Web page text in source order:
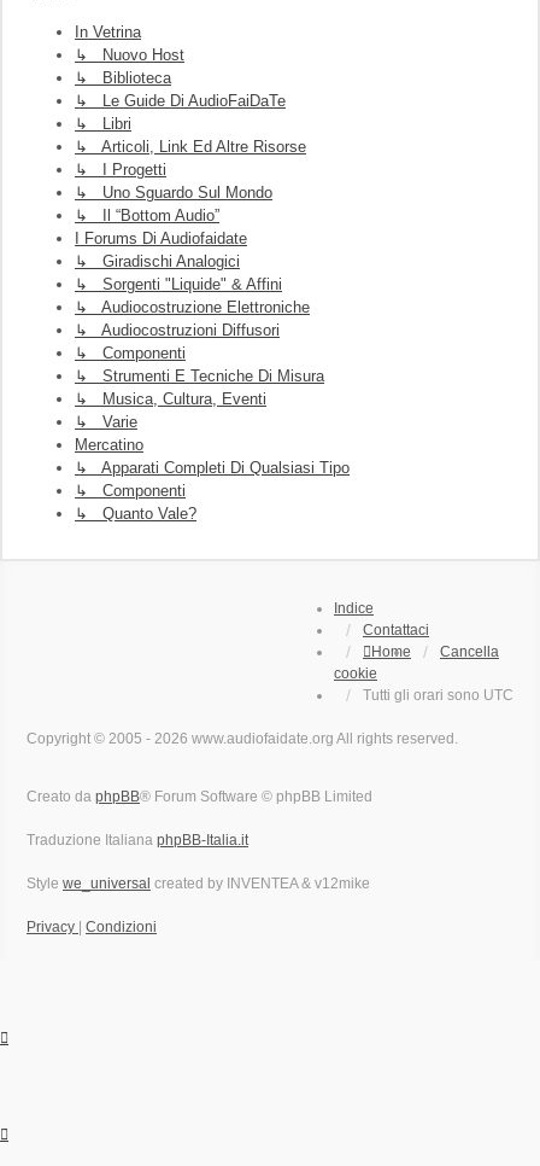
In Vetrina
↳ Nuovo Host
↳ Biblioteca
↳ Le Guide Di AudioFaiDaTe
↳ Libri
↳ Articoli, Link Ed Altre Risorse
↳ I Progetti
↳ Uno Sguardo Sul Mondo
↳ Il “Bottom Audio”
I Forums Di Audiofaidate
↳ Giradischi Analogici
↳ Sorgenti "liquide" & Affini
↳ Audiocostruzione Elettroniche
↳ Audiocostruzioni Diffusori
↳ Componenti
↳ Strumenti E Tecniche Di Misura
↳ Musica, Cultura, Eventi
↳ Varie
Mercatino
↳ Apparati Completi Di Qualsiasi Tipo
↳ Componenti
↳ Quanto Vale?
Indice
Contattaci
Home
Cancella
cookie
Tutti gli orari sono UTC
Copyright © 2005 - 2026 www.audiofaidate.org All rights reserved.
Creato da phpBB® Forum Software © phpBB Limited
Traduzione Italiana phpBB-Italia.it
Style we_universal created by INVENTEA & v12mike
Privacy | Condizioni